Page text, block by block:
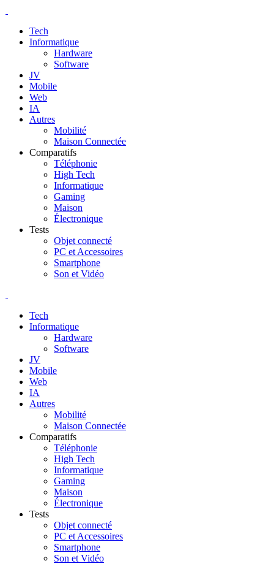
Tech
Informatique
Hardware
Software
JV
Mobile
Web
IA
Autres
Mobilité
Maison Connectée
Comparatifs
Téléphonie
High Tech
Informatique
Gaming
Maison
Électronique
Tests
Objet connecté
PC et Accessoires
Smartphone
Son et Vidéo
Tech
Informatique
Hardware
Software
JV
Mobile
Web
IA
Autres
Mobilité
Maison Connectée
Comparatifs
Téléphonie
High Tech
Informatique
Gaming
Maison
Électronique
Tests
Objet connecté
PC et Accessoires
Smartphone
Son et Vidéo